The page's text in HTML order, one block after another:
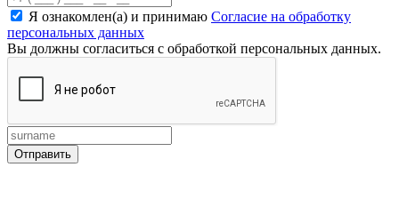
Я ознакомлен(а) и принимаю Согласие на обработку
персональных данных
Вы должны согласиться с обработкой персональных данных.